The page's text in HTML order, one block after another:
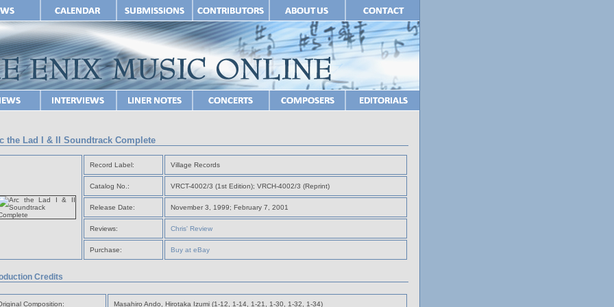
the Lad I & II Soundtrack Complete
Record Label: Village Records
Catalog No.: VRCT-4002/3 (1st Edition); VRCH-4002/3 (Reprint)
Release Date: November 3, 1999; February 7, 2001
Reviews: Chris' Review
Purchase: Buy at eBay
Credits
Composition: Masahiro Ando, Hirotaka Izumi (1-12, 1-14, 1-21, 1-30, 1-32, 1-34)